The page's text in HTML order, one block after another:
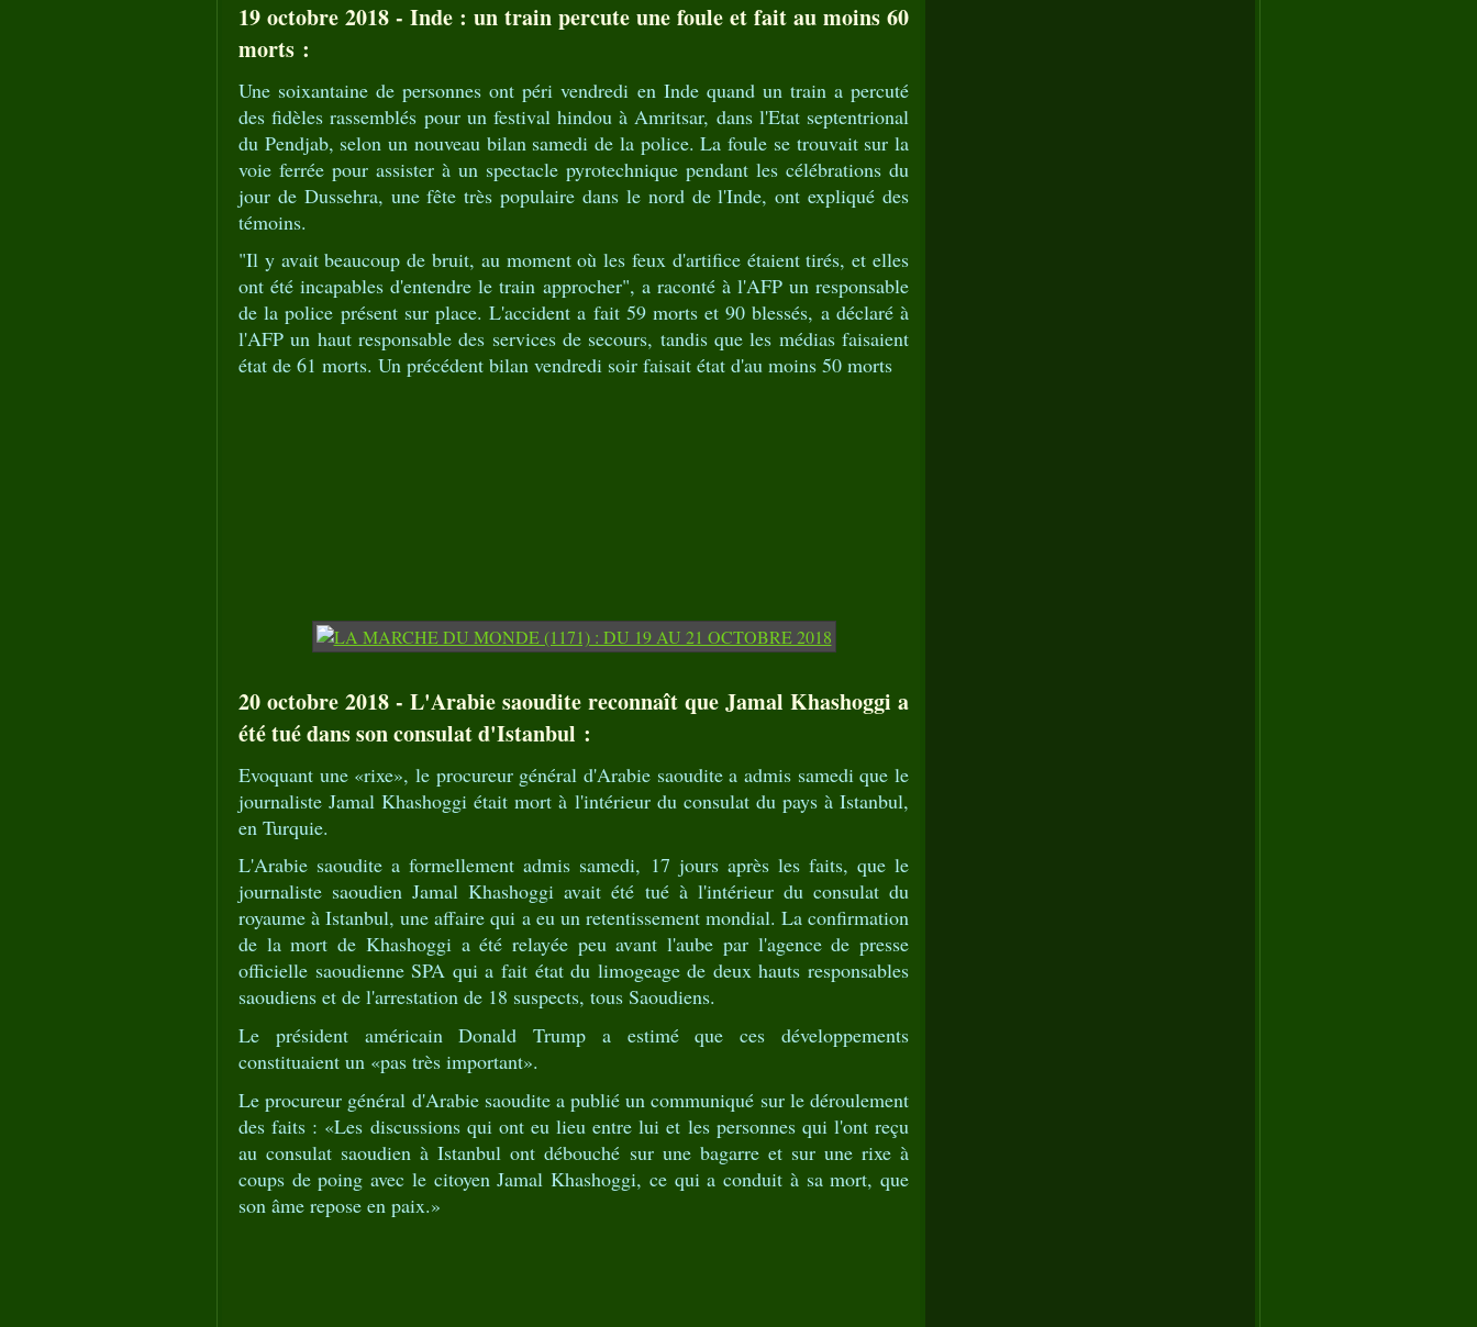
19 octobre 2018 - Inde : un train percute une foule et fait au moins 60
morts :
Une soixantaine de personnes ont péri vendredi en Inde quand un train a percuté
des fidèles rassemblés pour un festival hindou à Amritsar, dans l'Etat septentrional
du Pendjab, selon un nouveau bilan samedi de la police. La foule se trouvait sur la
voie ferrée pour assister à un spectacle pyrotechnique pendant les célébrations du
jour de Dussehra, une fête très populaire dans le nord de l'Inde, ont expliqué des
témoins.
"Il y avait beaucoup de bruit, au moment où les feux d'artifice étaient tirés, et elles
ont été incapables d'entendre le train approcher", a raconté à l'AFP un responsable
de la police présent sur place. L'accident a fait 59 morts et 90 blessés, a déclaré à
l'AFP un haut responsable des services de secours, tandis que les médias faisaient
état de 61 morts. Un précédent bilan vendredi soir faisait état d'au moins 50 morts
20 octobre 2018 - L'Arabie saoudite reconnaît que Jamal Khashoggi a
été tué dans son consulat d'Istanbul :
Evoquant une «rixe», le procureur général d'Arabie saoudite a admis samedi que le
journaliste Jamal Khashoggi était mort à l'intérieur du consulat du pays à Istanbul,
en Turquie.
L'Arabie saoudite a formellement admis samedi, 17 jours après les faits, que le
journaliste saoudien Jamal Khashoggi avait été tué à l'intérieur du consulat du
royaume à Istanbul, une affaire qui a eu un retentissement mondial. La confirmation
de la mort de Khashoggi a été relayée peu avant l'aube par l'agence de presse
officielle saoudienne SPA qui a fait état du limogeage de deux hauts responsables
saoudiens et de l'arrestation de 18 suspects, tous Saoudiens.
Le président américain Donald Trump a estimé que ces développements
constituaient un «pas très important».
Le procureur général d'Arabie saoudite a publié un communiqué sur le déroulement
des faits : «Les discussions qui ont eu lieu entre lui et les personnes qui l'ont reçu
au consulat saoudien à Istanbul ont débouché sur une bagarre et sur une rixe à
coups de poing avec le citoyen Jamal Khashoggi, ce qui a conduit à sa mort, que
son âme repose en paix.»